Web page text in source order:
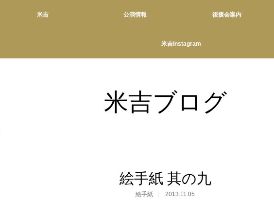
米吉 公演情報 後援会案内
米吉Instagram
米吉ブログ
絵手紙 其の九
絵手紙 2013.11.05